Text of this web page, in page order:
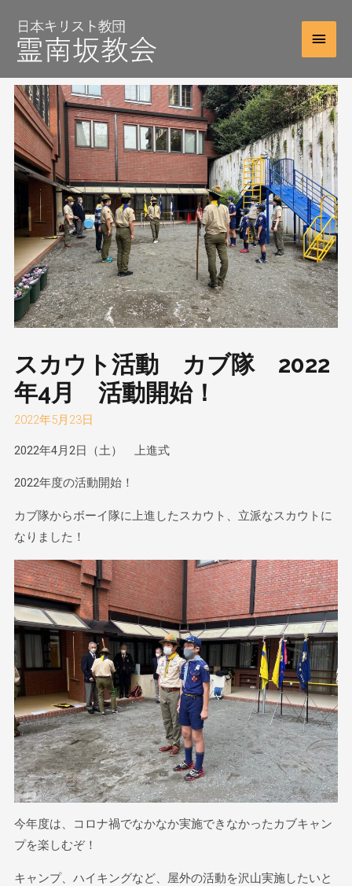
スカウト活動 カブ隊 2022
年4月 活動開始！
2022年5月23日
2022年4月2日（土） 上進式
2022年度の活動開始！
カブ隊からボーイ隊に上進したスカウト、立派なスカウトに
なりました！
今年度は、コロナ禍でなかなか実施できなかったカブキャン
プを楽しむぞ！
キャンプ、ハイキングなど、屋外の活動を沢山実施したいと